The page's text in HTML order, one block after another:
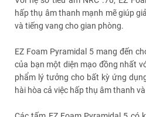
hấp thụ âm thanh mạnh mẽ giúp
và tiếng vang cho gian phòng.
EZ Foam Pyramidal 5 mang đến
của bạn một diện mạo đồng nhất
phẩm lý tưởng cho bất kỳ ứng
hài hòa cả việc hấp thụ âm thanh